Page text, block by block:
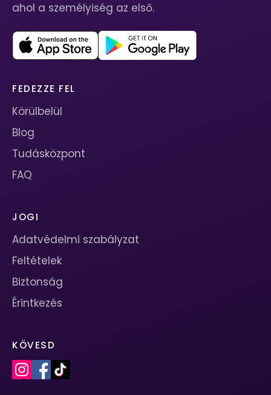
ahol a személyiség az első.
FEDEZZE FEL
Körülbelül
Blog
Tudásközpont
FAQ
JOGI
Adatvédelmi szabályzat
Feltételek
Biztonság
Érintkezés
KÖVESD